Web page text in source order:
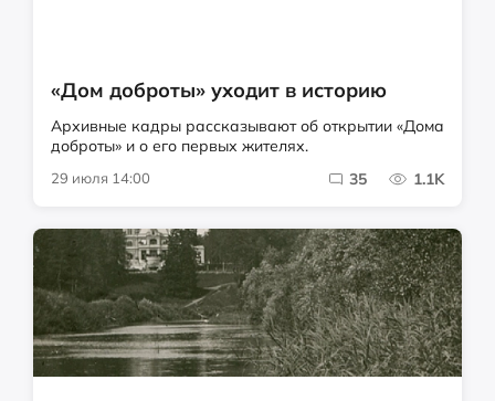
«Дом доброты» уходит в историю
Архивные кадры рассказывают об открытии «Дома
доброты» и о его первых жителях.
29 июля 14:00 35 1.1K